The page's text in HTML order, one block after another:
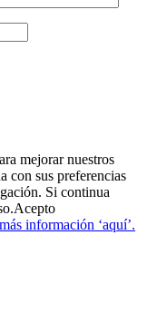
mejorar nuestros
con sus preferencias
Si continua
Acepto
información ‘aquí’.